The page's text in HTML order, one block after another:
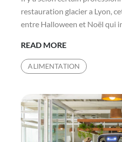
restauration glacier a Lyon,
entre Halloween et Noël qui
READ MORELES
MEILLEURES
FAÇONS
PRÉPARER
VOTRE
RESTAURANT
POUR
ALIMENTATION